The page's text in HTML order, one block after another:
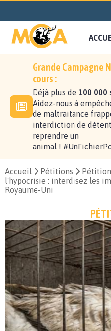
Grande Campagne
cours :
Déjà plus de 100 000
Aidez-nous à
de maltraitance
interdiction de
reprendre un
animal !
Accueil Pétitions
l'hypocrisie : interdisez les
Royaume-Uni